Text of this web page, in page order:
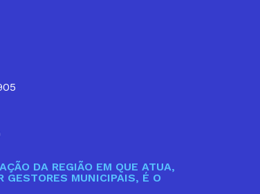
DA REGIÃO EM QUE ATUA,
GESTORES MUNICIPAIS, É O